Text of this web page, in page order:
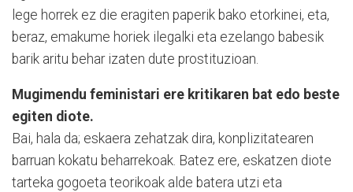
lege horrek ez die eragiten paperik bako etorkinei, eta,
beraz, emakume horiek ilegalki eta ezelango babesik
barik aritu behar izaten dute prostituzioan.
Mugimendu feministari ere kritikaren bat edo beste
egiten diote.
Bai, hala da; eskaera zehatzak dira, konplizitatearen
barruan kokatu beharrekoak. Batez ere, eskatzen diote
tarteka gogoeta teorikoak alde batera utzi eta